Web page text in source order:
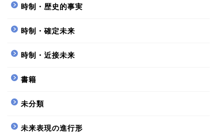
時制・歴史的事実
時制・確定未来
時制・近接未来
書籍
未分類
未来表現の進行形